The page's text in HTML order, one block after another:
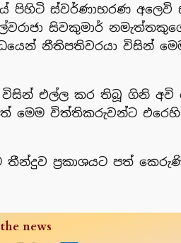
පිහිටි ස්වර්ණාභරණ අලෙවි
සිවකුමාර්
නීතිපතිවරයා විසින්
විසින් එල්ල කර තිබූ ගිනි
මෙම විත්තිකරුවන්ට
ප්‍රකාශයට පත්
news